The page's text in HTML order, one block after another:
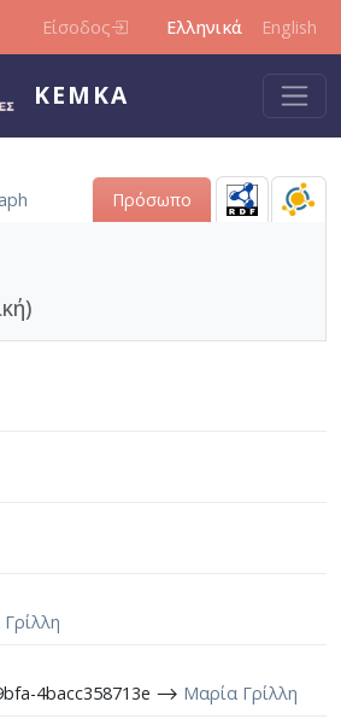
Είσοδος Ελληνικά English
ΚΕΜΚΑ
Πρόσωπο
4bacc358713e ⟶ Μαρία Γρίλλη